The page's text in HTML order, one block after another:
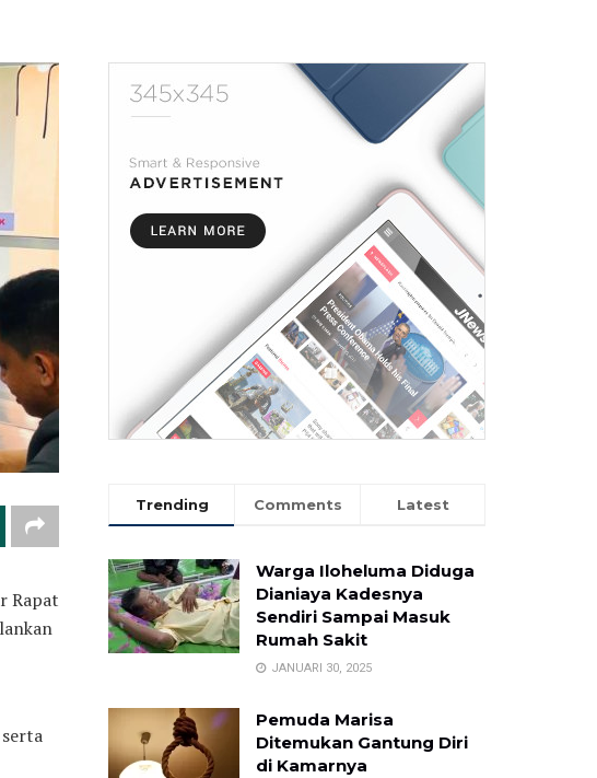
Rapat
Trending Comments Latest
Warga Iloheluma Diduga
Dianiaya Kadesnya
Sendiri Sampai Masuk
Rumah Sakit
JANUARI 30, 2025
Pemuda Marisa
Ditemukan Gantung Diri
di Kamarnya